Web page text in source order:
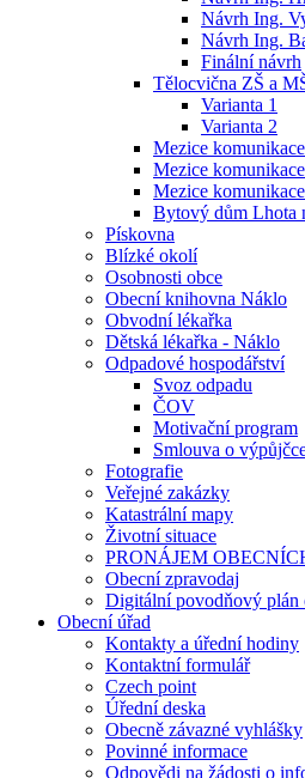
Návrh Ing.
Návrh Ing.
Finální návrh
Tělocvična ZŠ a
Varianta 1
Varianta 2
Mezice
Mezice
Mezice
Bytový dům Lhota
Pískovna
Blízké okolí
Osobnosti obce
Obecní knihovna Náklo
Obvodní lékařka
Dětská lékařka - Náklo
Odpadové hospodářství
Svoz odpadu
ČOV
Motivační program
Smlouva o
Fotografie
Veřejné zakázky
Katastrální mapy
Životní situace
PRONÁJEM
Obecní zpravodaj
Digitální povodňový plán
Obecní úřad
Kontakty a úřední hodiny
Kontaktní formulář
Czech point
Úřední deska
Obecně závazné vyhlášky
Povinné informace
Odpovědi na žádosti o